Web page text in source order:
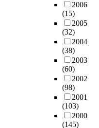
2006
(15)
2005
(32)
2004
(38)
2003
(60)
2002
(98)
2001
(103)
2000
(145)